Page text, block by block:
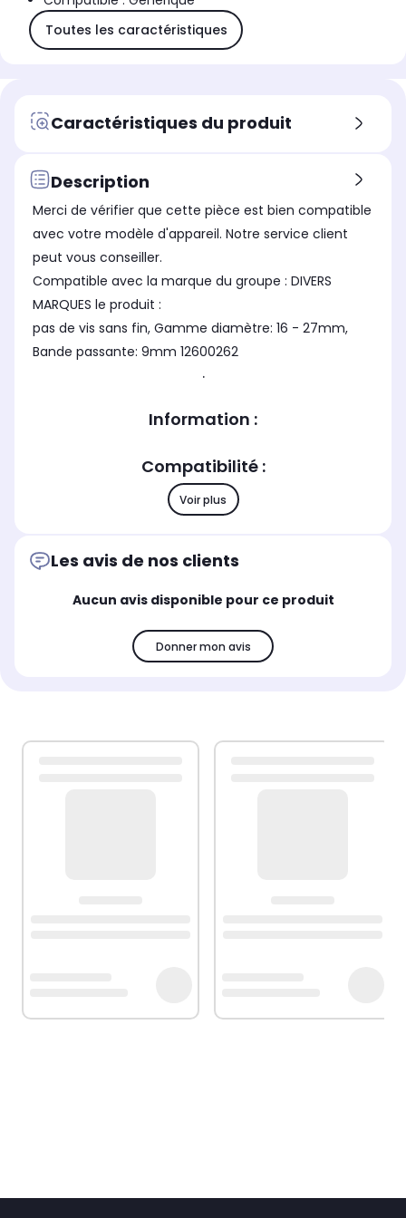
Toutes les caractéristiques
Caractéristiques du produit
Description
Merci de vérifier que cette pièce est bien compatible
avec votre modèle d'appareil. Notre service client
peut vous conseiller.
Compatible avec la marque du groupe : DIVERS
MARQUES le produit :
pas de vis sans fin, Gamme diamètre: 16 - 27mm,
Bande passante: 9mm 12600262
.
Information :
Compatibilité :
Voir plus
Les avis de nos clients
Aucun avis disponible pour ce produit
Donner mon avis